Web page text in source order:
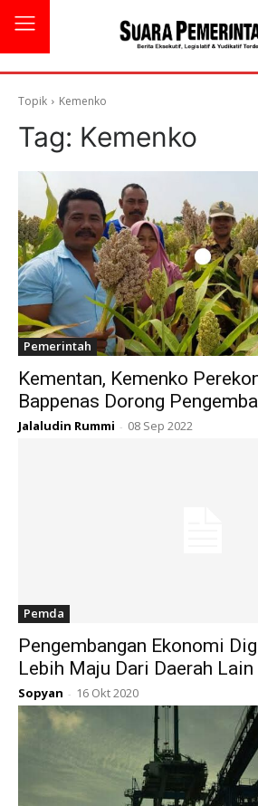
Topik Kemenko
Tag: Kemenko
Pemerintah
Kementan, Kemenko
Bappenas Dorong
Jalaludin Rummi - 08 Sep 2022
Pemda
Pengembangan Ekonomi
Lebih Maju Dari Daerah Lain
Sopyan - 16 Okt 2020